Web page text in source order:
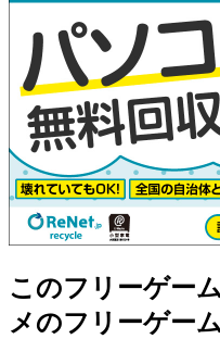
このフリーゲー
メのフリーゲー